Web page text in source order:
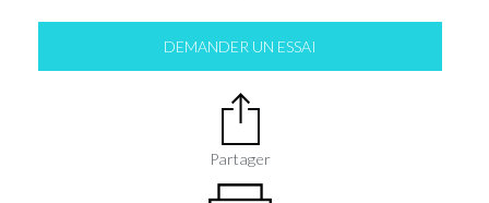
DEMANDER UN ESSAI
Partager